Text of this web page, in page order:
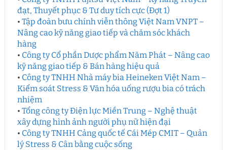
đạt, Thuyết phục & Tư duy tích cực (Đợt 1)
• Tập đoàn bưu chính viễn thông Việt Nam VNPT –
Nâng cao kỹ năng giao tiếp và chăm sóc khách
hàng
• Công ty Cổ phần Dược phẩm Năm Phát – Nâng cao
kỹ năng giao tiếp & Bán hàng hiệu quả
• Công ty TNHH Nhà máy bia Heineken Việt Nam –
Kiểm soát Stress & Văn hóa uống rượu bia có trách
nhiệm
• Tổng công ty Điện lực Miền Trung – Nghệ thuật
xây dựng hình ảnh người phụ nữ hiện đại
• Công ty TNHH Cảng quốc tế Cái Mép CMIT – Quản
lý Stress & Cân bằng cuộc sống